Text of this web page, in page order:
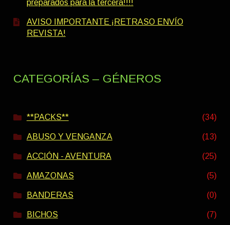
preparados para la tercera!!!!
AVISO IMPORTANTE ¡RETRASO ENVÍO
REVISTA!
CATEGORÍAS – GÉNEROS
**PACKS** (34)
ABUSO Y VENGANZA (13)
ACCIÓN - AVENTURA (25)
AMAZONAS (5)
BANDERAS (0)
BICHOS (7)